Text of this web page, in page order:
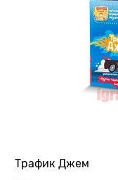
Трафик Джем